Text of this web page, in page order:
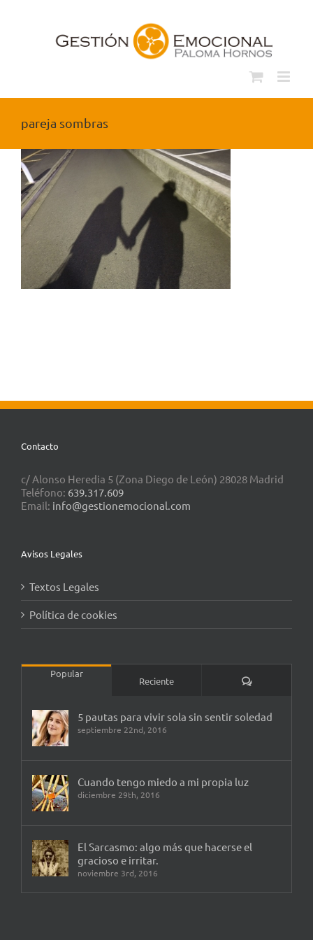
pareja sombras
Contacto
c/ Alonso Heredia 5 (Zona Diego de León) 28028 Madrid
Teléfono: 639.317.609
Email: info@gestionemocional.com
Avisos Legales
Textos Legales
Política de cookies
Popular
Reciente Comentarios
5 pautas para vivir sola sin sentir soledad
septiembre 22nd, 2016
Cuando tengo miedo a mi propia luz
diciembre 29th, 2016
El Sarcasmo: algo más que hacerse el
gracioso e irritar.
noviembre 3rd, 2016